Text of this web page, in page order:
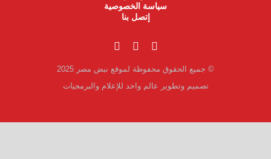
سياسة الخصوصية
إتصل بنا
© جميع الحقوق محفوظة لموقع نبض مصر 2025
تصميم وتطوير عالم واحد للإعلام والبرمجيات